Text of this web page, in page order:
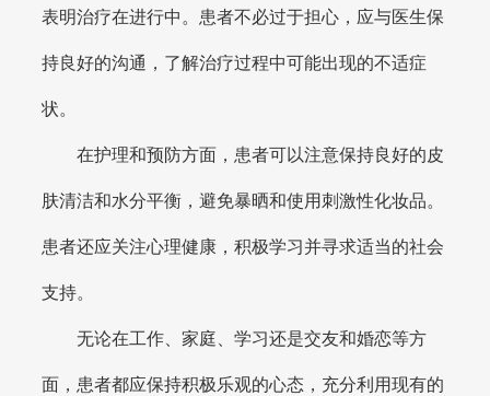
表明治疗在进行中。患者不必过于担心，应与医生保
持良好的沟通，了解治疗过程中可能出现的不适症
状。
在护理和预防方面，患者可以注意保持良好的皮
肤清洁和水分平衡，避免暴晒和使用刺激性化妆品。
患者还应关注心理健康，积极学习并寻求适当的社会
支持。
无论在工作、家庭、学习还是交友和婚恋等方
面，患者都应保持积极乐观的心态，充分利用现有的